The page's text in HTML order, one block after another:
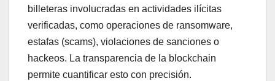
billeteras involucradas en actividades ilícitas
verificadas, como operaciones de ransomware,
estafas (scams), violaciones de sanciones o
hackeos. La transparencia de la blockchain
permite cuantificar esto con precisión.